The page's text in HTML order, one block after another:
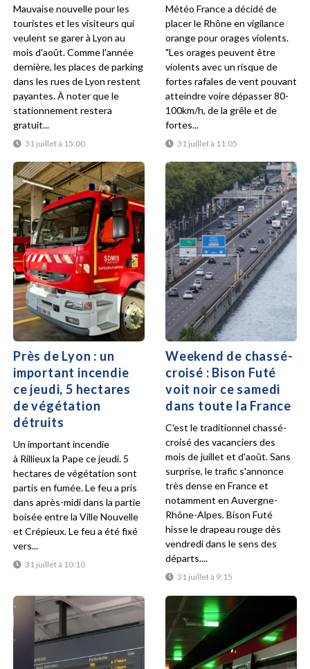
31 juillet à 15:00
Mauvaise nouvelle pour les
touristes et les visiteurs qui
veulent se garer à Lyon au
mois d'août. Comme l'année
dernière, les places de parking
dans les rues de Lyon restent
payantes. À noter que le
stationnement restera
gratuit...
31 juillet à 11:05
Météo France a décidé de
placer le Rhône en vigilance
orange pour orages violents.
"Les orages peuvent être
violents avec un risque de
fortes rafales de vent pouvant
atteindre voire dépasser 80-
100km/h, de la grêle et de
fortes...
Près de Lyon : un
important incendie
ce jeudi, 5 hectares
de végétation
détruits
31 juillet à 10:10
Un important incendie
à Rillieux la Pape ce jeudi. 5
hectares de végétation sont
partis en fumée. Le feu a pris
dans après-midi dans la partie
boisée entre la Ville Nouvelle
et Crépieux. Le feu a été fixé
vers...
Weekend de chassé-
croisé : Bison Futé
voit noir ce samedi
dans toute la France
31 juillet à 9:15
C'est le traditionnel chassé-
croisé des vacanciers des
mois de juillet et d'août. Sans
surprise, le trafic s'annonce
très dense en France et
notamment en Auvergne-
Rhône-Alpes. Bison Futé
hisse le drapeau rouge dès
vendredi dans le sens des
départs....